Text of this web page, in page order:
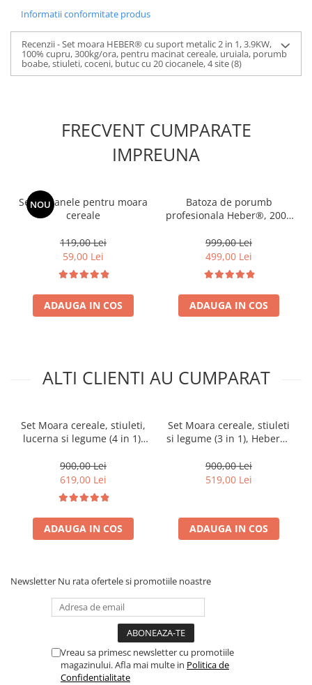
Informatii conformitate produs
Recenzii - Set moara HEBER® cu suport metalic 2 in 1, 3.9KW,
100% cupru, 300kg/ora, pentru macinat cereale, uruiala, porumb
boabe, stiuleti, coceni, butuc cu 20 ciocanele, 4 site(8)
FRECVENT CUMPARATE
IMPREUNA
NOU
Set ciocanele pentru moara
cereale
119,00 Lei
59,00 Lei
ADAUGA IN COS
Batoza de porumb
profesionala Heber®, 2000
100%cupru
999,00 Lei
499,00 Lei
ADAUGA IN COS
ALTI CLIENTI AU CUMPARAT
Set Moara cereale, stiuleti,
lucerna si legume (4 in 1),
cu ciocanele + razatoare +
cutite + suport
900,00 Lei
619,00 Lei
ADAUGA IN COS
Set Moara cereale, stiuleti
si legume (3 in 1), Heber®,
din metal
900,00 Lei
519,00 Lei
ADAUGA IN COS
Newsletter Nu rata ofertele si promotiile noastre
Vreau sa primesc newsletter cu promotiile
magazinului. Afla mai multe in Politica de
Confidentialitate